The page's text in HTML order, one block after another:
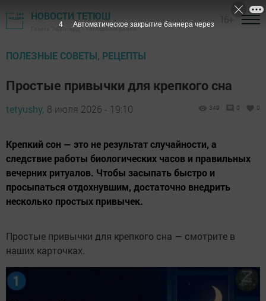
НОВОСТИ ТЕТЮШ
Газета "Авангард" - Тетюшский район
ПОЛЕЗНЫЕ СОВЕТЫ, РЕЦЕПТЫ
Простые привычки для крепкого сна
tetyushy, 8 июля 2026 - 19:10 349 0 0
Крепкий сон — это не результат случайности, а
следствие работы биологических часов и правильных
вечерних ритуалов. Чтобы засыпать быстро и
просыпаться отдохнувшим, достаточно внедрить
несколько простых привычек.
Простые привычки для крепкого сна — смотрите в
наших карточках.
3 Автоматическое закрытие баннера через